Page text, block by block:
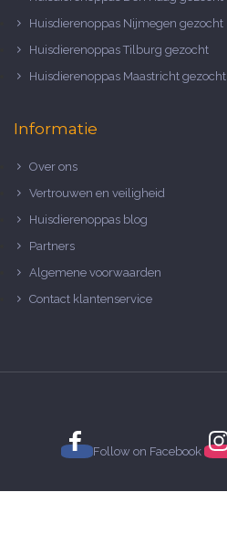
Huisdierenoppas Nijmegen gezocht
Huisdierenoppas Tilburg gezocht
Huisdierenoppas Maastricht gezocht
Informatie
Over ons
Vertrouwen en veiligheid
Huisdierenoppas blog
Partners
Algemene voorwaarden
Contact klantenservice
Follow on Facebook